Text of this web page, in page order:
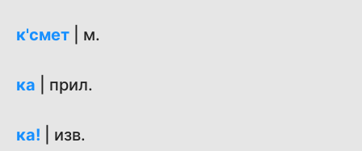
к'смет | м.
ка | прил.
ка! | изв.